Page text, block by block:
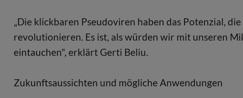
„Die klickbaren Pseudoviren haben das Potenzial,
revolutionieren. Es ist, als würden wir mit unseren
eintauchen", erklärt Gerti Beliu.
Zukunftsaussichten und mögliche Anwendungen